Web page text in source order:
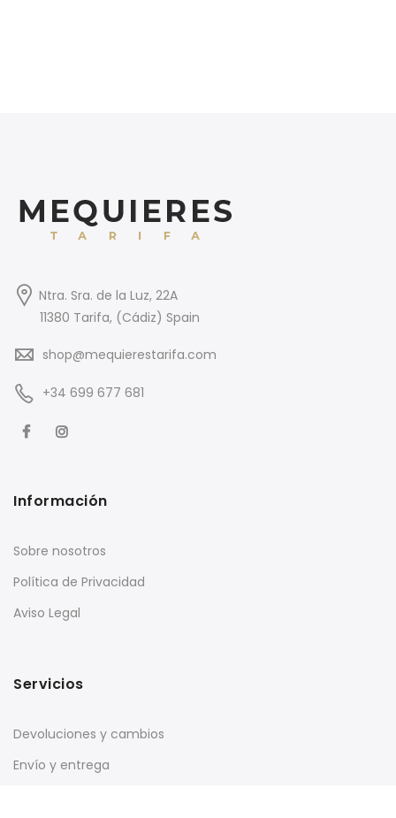
Ntra. Sra. de la Luz, 22A
11380 Tarifa, (Cádiz) Spain
shop@mequierestarifa.com
+34 699 677 681
Información
Sobre nosotros
Política de Privacidad
Aviso Legal
Servicios
Devoluciones y cambios
Envío y entrega